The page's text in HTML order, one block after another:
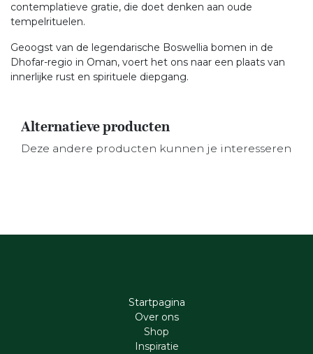
contemplatieve gratie, die doet denken aan oude
tempelrituelen.
Geoogst van de legendarische Boswellia bomen in de
Dhofar-regio in Oman, voert het ons naar een plaats van
innerlijke rust en spirituele diepgang.
Alternatieve producten
Deze andere producten kunnen je interesseren
Startpagina
Ove​r​ ons
Shop
Inspiratie